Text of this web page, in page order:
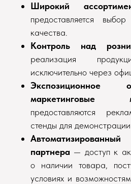
Широкий
предоставляется
качества.
Контроль над
реализация
исключительно через
Экспозиционное
маркетинговые
предоставляются
стенды для
партнера — доступ к
о наличии товара,
условиях и